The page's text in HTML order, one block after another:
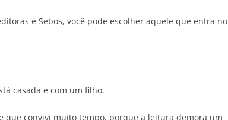
e Sebos, você pode escolher aquele que entra no
casada e com um filho.
que convivi muito tempo, porque a leitura demora um